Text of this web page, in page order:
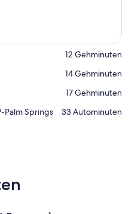
‪12 Gehminuten‬
‪14 Gehminuten‬
‪17 Gehminuten‬
Palm Springs
‪33 Autominuten‬